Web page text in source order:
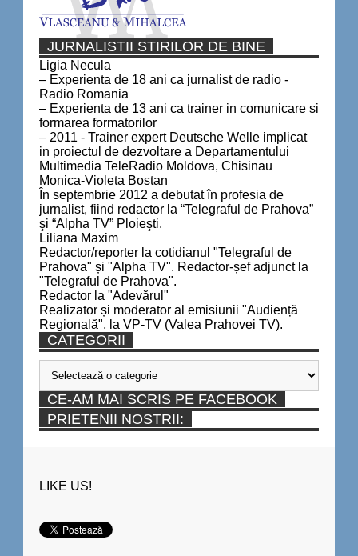
JURNALISTII STIRILOR DE BINE
Ligia Necula
– Experienta de 18 ani ca jurnalist de radio -
Radio Romania
– Experienta de 13 ani ca trainer in comunicare si
formarea formatorilor
– 2011 - Trainer expert Deutsche Welle implicat
in proiectul de dezvoltare a Departamentului
Multimedia TeleRadio Moldova, Chisinau
Monica-Violeta Bostan
În septembrie 2012 a debutat în profesia de
jurnalist, fiind redactor la “Telegraful de Prahova”
şi “Alpha TV” Ploieşti.
Liliana Maxim
Redactor/reporter la cotidianul "Telegraful de
Prahova" și "Alpha TV". Redactor-șef adjunct la
"Telegraful de Prahova".
Redactor la "Adevărul"
Realizator și moderator al emisiunii "Audiență
Regională", la VP-TV (Valea Prahovei TV).
CATEGORII
Categorii
CE-AM MAI SCRIS PE FACEBOOK
PRIETENII NOSTRII:
LIKE US!